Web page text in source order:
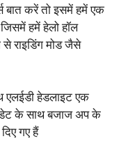
करें तो इसमें हमें एक
हमें हेलो हॉल
राइडिंग मोड जैसे
एलईडी हेडलाइट एक
के साथ बजाज अप के
गए हैं